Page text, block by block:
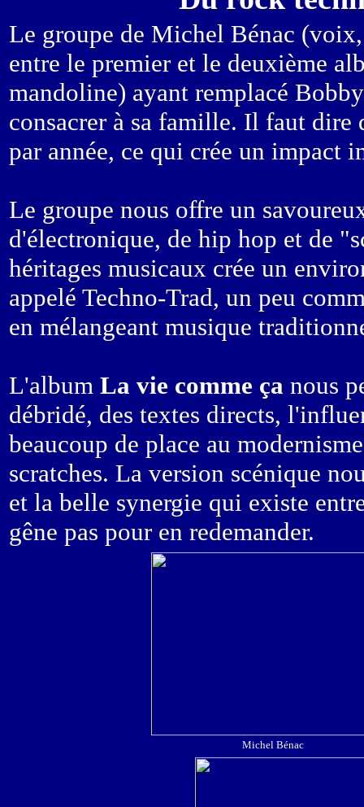
Le groupe de Michel Bénac
entre le premier et le deuxième
mandoline) ayant remplacé
consacrer à sa famille. Il faut dire
par année, ce qui crée un impact
Le groupe nous offre un
d'électronique, de hip hop et de
héritages musicaux crée un
appelé Techno-Trad, un peu
en mélangeant musique
L'album La vie comme ça nous
débridé, des textes directs,
beaucoup de place au
scratches. La version scénique
et la belle synergie qui existe
gêne pas pour en redemander.
Michel Bénac